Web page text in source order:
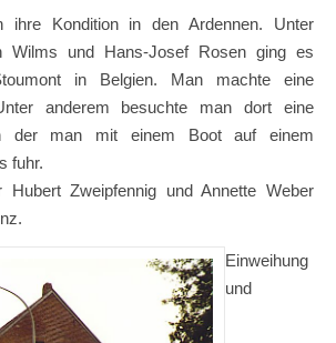
ihre Kondition in den Ardennen. Unter
Wilms und Hans-Josef Rosen ging es
in Belgien. Man machte eine
anderem besuchte man dort eine
der man mit einem Boot auf einem
fuhr.
Hubert Zweipfennig und Annette Weber
Einweihung
und